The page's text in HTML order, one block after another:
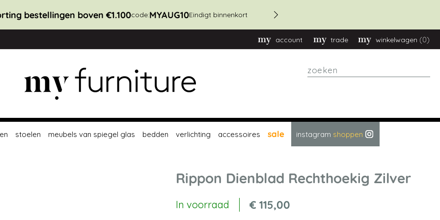
bestellingen boven €1.100code:MYAUG10Eindigt binnenkort
account trade winkelwagen (0)
zoeken
stoelen meubels van spiegel glas bedden verlichting accessoires sale instagram shoppen
Rippon Dienblad Rechthoekig Zilver
In voorraad € 115,00